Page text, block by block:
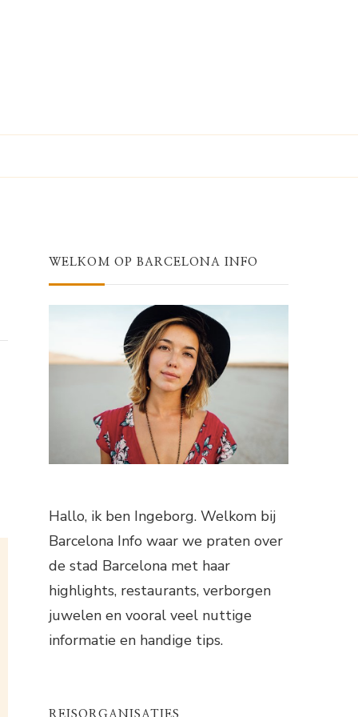
WELKOM OP BARCELONA INFO
Hallo, ik ben Ingeborg. Welkom bij
Barcelona Info waar we praten over
de stad Barcelona met haar
highlights, restaurants, verborgen
juwelen en vooral veel nuttige
informatie en handige tips.
REISORGANISATIES